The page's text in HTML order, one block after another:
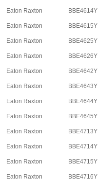
Eaton Raxton BBE4614Y
Eaton Raxton BBE4615Y
Eaton Raxton BBE4625Y
Eaton Raxton BBE4626Y
Eaton Raxton BBE4642Y
Eaton Raxton BBE4643Y
Eaton Raxton BBE4644Y
Eaton Raxton BBE4645Y
Eaton Raxton BBE4713Y
Eaton Raxton BBE4714Y
Eaton Raxton BBE4715Y
Eaton Raxton BBE4716Y